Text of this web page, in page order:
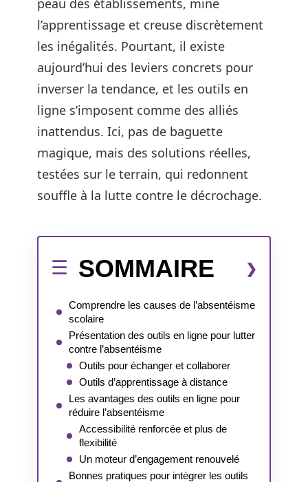
peau des établissements, mine
l’apprentissage et creuse discrètement
les inégalités. Pourtant, il existe
aujourd’hui des leviers concrets pour
inverser la tendance, et les outils en
ligne s’imposent comme des alliés
inattendus. Ici, pas de baguette
magique, mais des solutions réelles,
testées sur le terrain, qui redonnent
souffle à la lutte contre le décrochage.
SOMMAIRE
Comprendre les causes de l’absentéisme
scolaire
Présentation des outils en ligne pour lutter
contre l’absentéisme
Outils pour échanger et collaborer
Outils d’apprentissage à distance
Les avantages des outils en ligne pour
réduire l’absentéisme
Accessibilité renforcée et plus de
flexibilité
Un moteur d’engagement renouvelé
Bonnes pratiques pour intégrer les outils